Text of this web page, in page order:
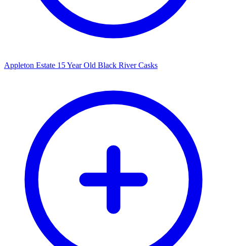
Appleton Estate 15 Year Old Black River Casks